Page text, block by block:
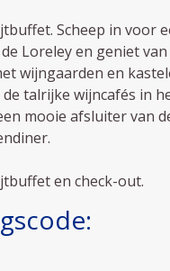
Scheep in voor
Loreley en geniet
wijngaarden en
de talrijke wijncafés in
mooie afsluiter van
en check-out.